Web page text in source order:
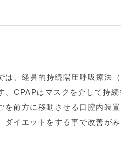
は、経鼻的持続陽圧呼吸療
CPAPはマスクを介して持
前方に移動させる口腔内装
イエットをする事で改善がみ